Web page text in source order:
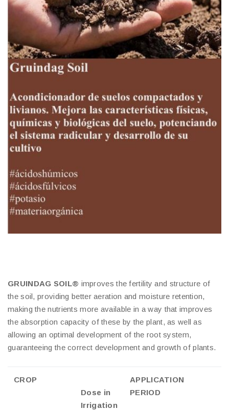
GRUINDAG SOIL® improves the fertility and structure of
the soil, providing better aeration and moisture retention,
making the nutrients more available in a way that improves
the absorption capacity of these by the plant, as well as
allowing an optimal development of the root system,
guaranteeing the correct development and growth of plants.
CROP
Dose in
Irrigation
APPLICATION
PERIOD